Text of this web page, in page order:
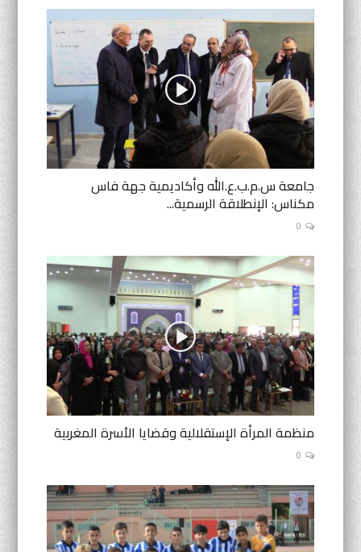
جامعة س.م.ب.ع.الله وأكاديمية جهة فاس
مكناس: الإنطلاقة الرسمية...
0
منظمة المرأة الإستقلالية وقضايا الأسرة المغربية
0